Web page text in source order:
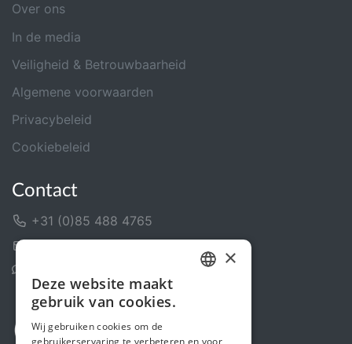
Over ons
In de media
Veiligheid & Betrouwbaarheid
Algemene voorwaarden
Privacybeleid
Cookiebeleid
Contact
+31 (0)85 488 4765
ENGLISH
×
Deze website maakt
gebruik van cookies.
Wij gebruiken cookies om de
gebruikerservaring te verbeteren en voor